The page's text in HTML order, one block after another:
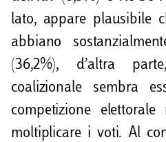
lato, appare plausibile
abbiano
(36,2%), d’altra
coalizionale sembra
competizione
moltiplicare i voti. Al